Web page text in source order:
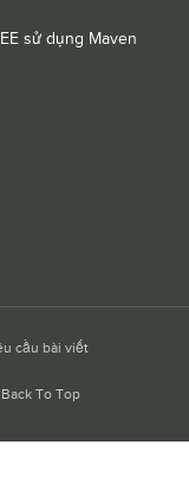
sử dụng Maven
cầu bài viết
Back To Top